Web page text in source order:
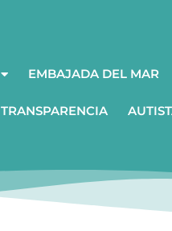
EMBAJADA DEL MAR
TRANSPARENCIA